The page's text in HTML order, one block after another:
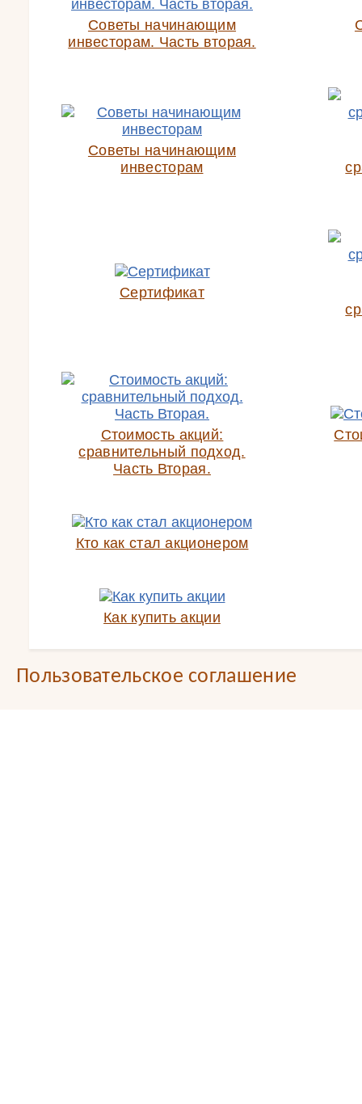
Советы начинающим
инвесторам. Часть вторая.
Советы начинающим
инвесторам
Сертификат
Стоимость акций:
сравнительный подход.
Часть Вторая.
Кто как стал акционером
Как купить акции
Пользовательское соглашение